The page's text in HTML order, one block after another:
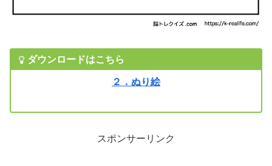
ダウンロードはこちら
２．ぬり絵
スポンサーリンク